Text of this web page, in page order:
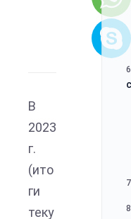
В
2023
г.
(ито
ги
теку
6.